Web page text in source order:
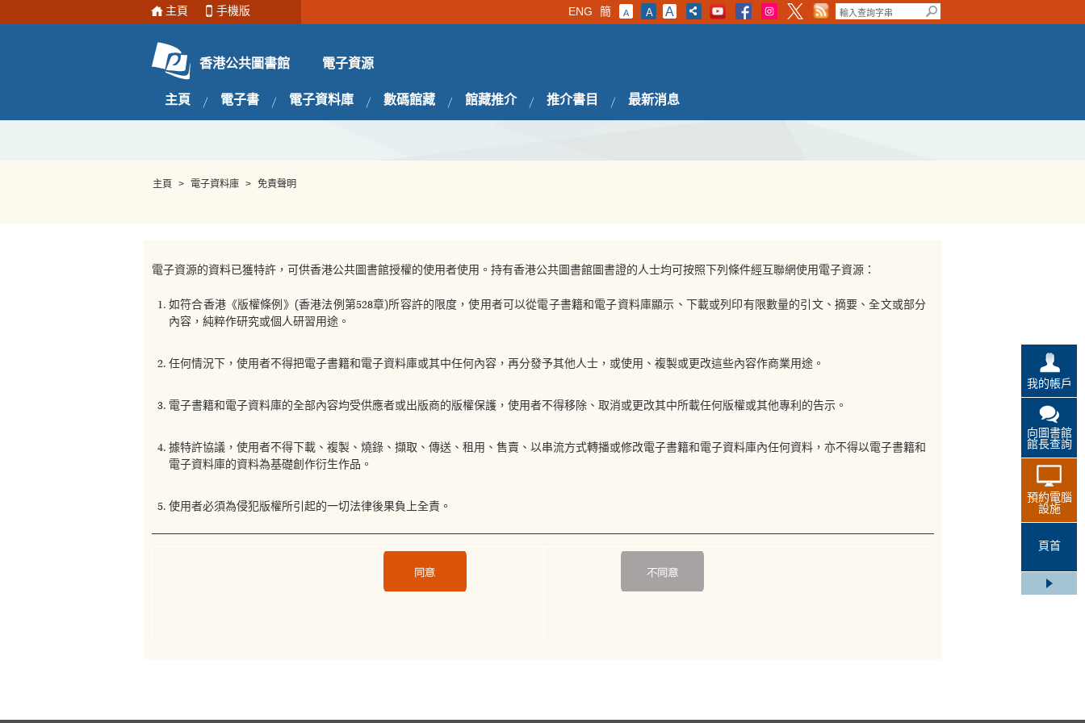
主頁 手機版 ENG 簡 A A A
香港公共圖書館 電子資源
主頁 電子書 電子資料庫 數碼館藏 館藏推介 推介書目 最新消息
我的帳戶
向圖書館
館長查詢
預約電腦
設施
頁首
主頁 > 電子資料庫 > 免責聲明
電子資源的資料已獲特許，可供香港公共圖書館授權的使用者使用。持有香港公共圖書館圖書證的人士均可按照下列條件經互聯網使用電子資源：
如符合香港《版權條例》(香港法例第528章)所容許的限度，使用者可以從電子書籍和電子資料庫顯示、下載或列印有限數量的引文、摘要、全文或部分
內容，純粹作研究或個人研習用途。
任何情況下，使用者不得把電子書籍和電子資料庫或其中任何內容，再分發予其他人士，或使用、複製或更改這些內容作商業用途。
電子書籍和電子資料庫的全部內容均受供應者或出版商的版權保護，使用者不得移除、取消或更改其中所載任何版權或其他專利的告示。
據特許協議，使用者不得下載、複製、燒錄、擷取、傳送、租用、售賣、以串流方式轉播或修改電子書籍和電子資料庫內任何資料，亦不得以電子書籍和
電子資料庫的資料為基礎創作衍生作品。
使用者必須為侵犯版權所引起的一切法律後果負上全責。